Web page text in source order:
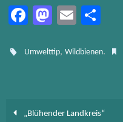
Fa
b
M
to
n
E
ail n
Umwelttip,Wildbienen.
„Blühender Landkreis“